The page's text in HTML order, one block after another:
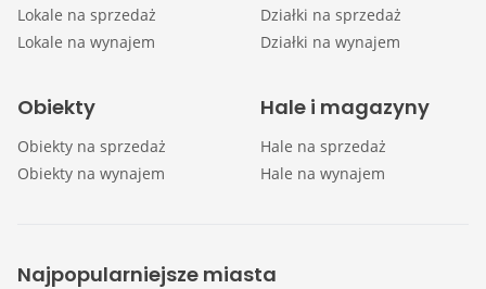
Lokale na sprzedaż
Lokale na wynajem
Działki na sprzedaż
Działki na wynajem
Obiekty
Obiekty na sprzedaż
Obiekty na wynajem
Hale i magazyny
Hale na sprzedaż
Hale na wynajem
Najpopularniejsze miasta